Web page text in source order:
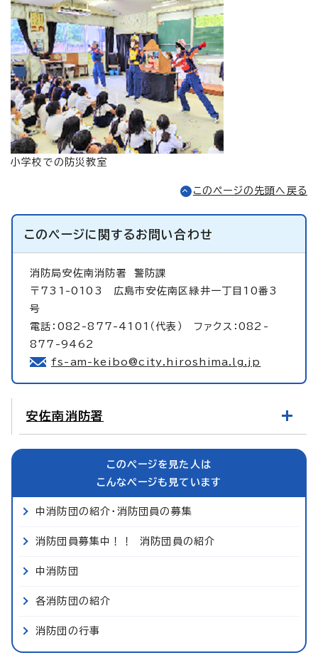
小学校での防災教室
このページの先頭へ戻る
このページに関するお問い合わせ
消防局安佐南消防署 警防課
〒731-0103 広島市安佐南区緑井一丁目10番3
号
電話：082-877-4101（代表） ファクス：082-
877-9462
fs-am-keibo@city.hiroshima.lg.jp
安佐南消防署
このページを見た人は
こんなページも見ています
中消防団の紹介・消防団員の募集
消防団員募集中！！ 消防団員の紹介
中消防団
各消防団の紹介
消防団の行事